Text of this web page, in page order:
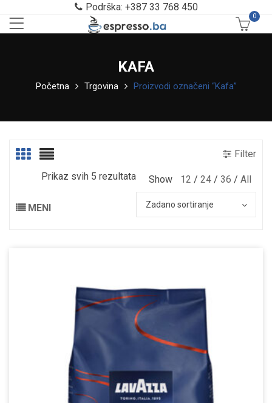
Podrška: +387 33 768 450
0
KAFA
Početna Trgovina Proizvodi označeni “Kafa”
Filter
Prikaz svih 5 rezultata
Show 12 24 36 All
MENI Zadano sortiranje